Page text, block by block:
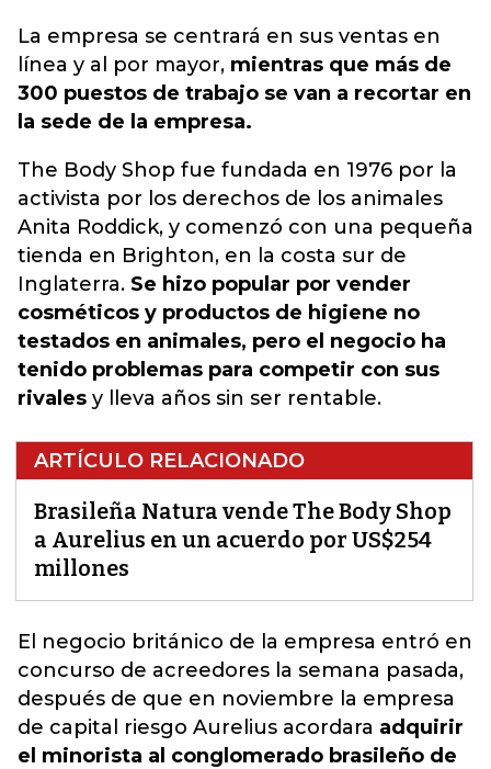
La empresa se centrará en sus ventas en
línea y al por mayor, mientras que más de
300 puestos de trabajo se van a recortar en
la sede de la empresa.
The Body Shop fue fundada en 1976 por la
activista por los derechos de los animales
Anita Roddick, y comenzó con una pequeña
tienda en Brighton, en la costa sur de
Inglaterra. Se hizo popular por vender
cosméticos y productos de higiene no
testados en animales, pero el negocio ha
tenido problemas para competir con sus
rivales y lleva años sin ser rentable.
ARTÍCULO RELACIONADO
Brasileña Natura vende The Body Shop
a Aurelius en un acuerdo por US$254
millones
El negocio británico de la empresa entró en
concurso de acreedores la semana pasada,
después de que en noviembre la empresa
de capital riesgo Aurelius acordara adquirir
el minorista al conglomerado brasileño de